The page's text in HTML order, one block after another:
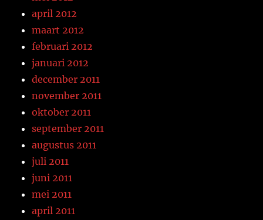
april 2012
maart 2012
februari 2012
januari 2012
december 2011
november 2011
oktober 2011
september 2011
augustus 2011
juli 2011
juni 2011
mei 2011
april 2011